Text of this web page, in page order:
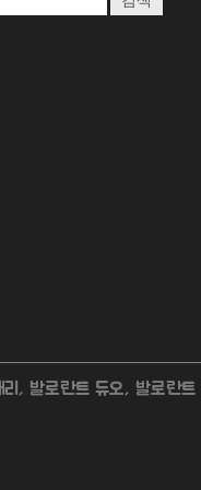
발로란트 듀오, 발로란트